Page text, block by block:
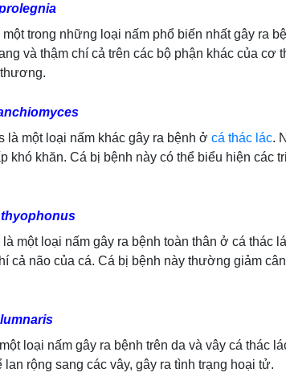
trong những loại nấm phổ biến nhất gây ra
và thậm chí cả trên các bộ phận khác của
là một loại nấm khác gây ra bệnh ở cá thác lác.
khó khăn. Cá bị bệnh này có thể biểu hiện các
là một loại nấm gây ra bệnh toàn thân ở cá
cả não của cá. Cá bị bệnh này thường giảm
loại nấm gây ra bệnh trên da và vây cá thác
lan rộng sang các vây, gây ra tình trạng hoại tử.